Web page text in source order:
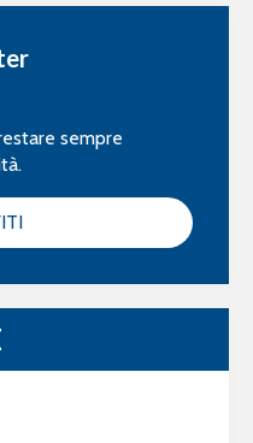
sempre